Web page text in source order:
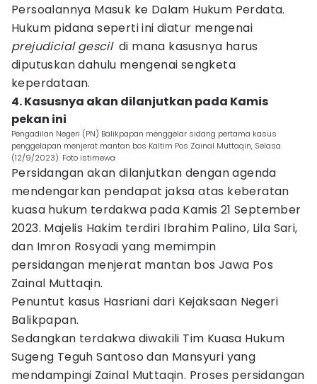
Persoalannya Masuk ke Dalam Hukum Perdata.
Hukum pidana seperti ini diatur mengenai
prejudicial gescildi mana kasusnya harus
diputuskan dahulu mengenai sengketa
keperdataan.
4. Kasusnya akan dilanjutkan pada Kamis
pekan ini
Pengadilan Negeri (PN) Balikpapan menggelar sidang pertama kasus
penggelapan menjerat mantan bos Kaltim Pos Zainal Muttaqin, Selasa
(12/9/2023). Foto istimewa
Persidangan akan dilanjutkan dengan agenda
mendengarkan pendapat jaksa atas keberatan
kuasa hukum terdakwa pada Kamis 21 September
2023. Majelis Hakim terdiri Ibrahim Palino, Lila Sari,
dan Imron Rosyadi yang memimpin
persidangan menjerat mantan bos Jawa Pos
Zainal Muttaqin.
Penuntut kasus Hasriani dari Kejaksaan Negeri
Balikpapan.
Sedangkan terdakwa diwakili Tim Kuasa Hukum
Sugeng Teguh Santoso dan Mansyuri yang
mendampingi Zainal Muttaqin. Proses persidangan